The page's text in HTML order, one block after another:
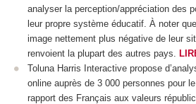
analyser la perception/appréciation des
leur propre système éducatif. À noter
image nettement plus négative de leur
renvoient la plupart des autres pays.
Toluna Harris Interactive propose
online auprès de 3 000 personnes pour
rapport des Français aux valeurs